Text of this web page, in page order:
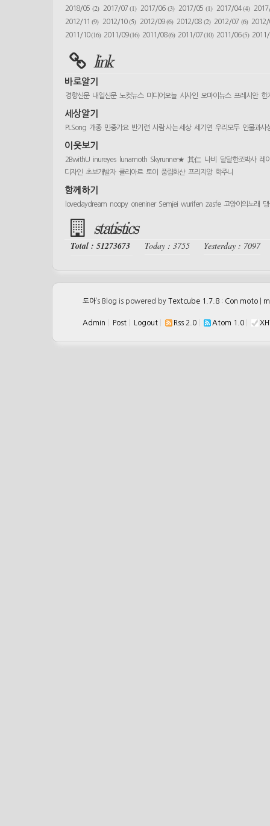
2018/05 (2) 2017/07(1) 2017/06(3) 2017/05 (1) 2017/04(4)
2012/11(9) 2012/10(5) 2012/09(6) 2012/08 (2) 2012/07 (6)
2011/10(16) 2011/09(16) 2011/08(6) 2011/07(10) 2011/06(5)
link
바로알기
경향신문 내일신문 노컷뉴스 미디어오늘 시사인 오마이뉴스 프레시안 한
세상알기
PLSong 개종 민중가요 반기련 사람 사는 세상 세기연 우리모두 인물과사
이웃보기
2BwithU inureyes lunamoth Skyrunner★ 其仁 나비 달달한조박사 레
디자인 초보개발자 클리아르 토이 풍림화산 프리지앙 학주니
함께하기
lovedaydream noopy oneniner Semjei wurifen zasfe 고양이의노래
statistics
Total : 51273673 Today : 3755 Yesterday : 7097
도아’s Blog is powered by Textcube 1.7.8 : Con moto
Admin Post Logout Rss 2.0 Atom 1.0